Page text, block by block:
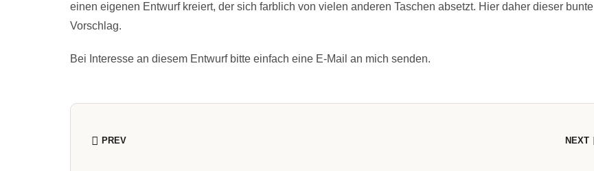
einen eigenen Entwurf kreiert, der sich farblich von vielen anderen Taschen absetzt. Hier daher dieser bunte
Vorschlag.
Bei Interesse an diesem Entwurf bitte einfach eine E-Mail an mich senden.
PREV NEXT